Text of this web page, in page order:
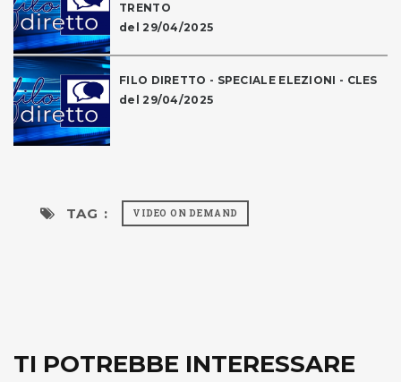
TRENTO
del 29/04/2025
FILO DIRETTO - SPECIALE ELEZIONI - CLES
del 29/04/2025
TAG : VIDEO ON DEMAND
TI POTREBBE INTERESSARE